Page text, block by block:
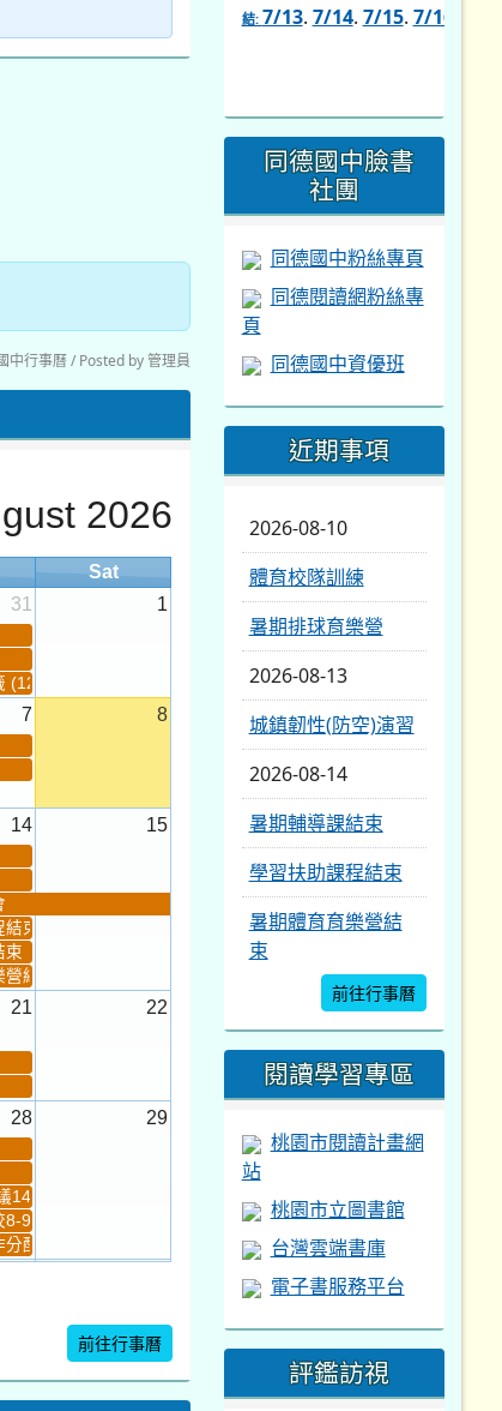
中行事曆 / Posted by 管理員
2026
Sat
31 1
(12:30~)...
7 8
14 15
束
束
結束
21 22
28 29
14:00-16...
8-9
配及...
試入學...
前往行事曆
結: 7/13. 7/14. 7/15. 7/16
https://www.facebook.com/
同德國中臉書
社團
同德國中粉絲專頁
同德閱讀網粉絲專
頁
同德國中資優班
近期事項
2026-08-10
體育校隊訓練
暑期排球育樂營
2026-08-13
城鎮韌性(防空)演習
2026-08-14
暑期輔導課結束
學習扶助課程結束
暑期體育育樂營結
束
前往行事曆
閱讀學習專區
桃園市閱讀計畫網
站
桃園市立圖書館
台灣雲端書庫
電子書服務平台
評鑑訪視